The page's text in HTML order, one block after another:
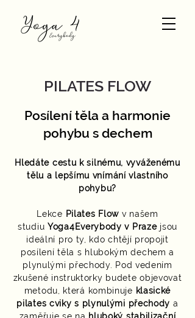
PILATES FLOW
Posílení těla a harmonie
pohybu s dechem
Hledáte cestu k silnému, vyváženému
tělu a lepšímu vnímání vlastního
pohybu?
Lekce Pilates Flow v našem
studiu Yoga4Everybody v Prazejsou
ideální pro ty, kdo chtějí propojit
posílení těla s hlubokým dechem a
plynulými přechody. Pod vedením
zkušené instruktorky budete objevovat
metodu, která kombinuje klasické
pilates cviky s plynulými přechody a